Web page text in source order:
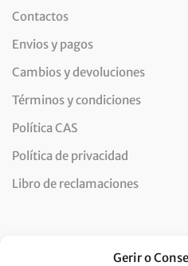
Gerir o
Contactos
Envios y pagos
Cambios y devoluciones
Términos y condiciones
Política CAS
Política de privacidad
Libro de reclamaciones